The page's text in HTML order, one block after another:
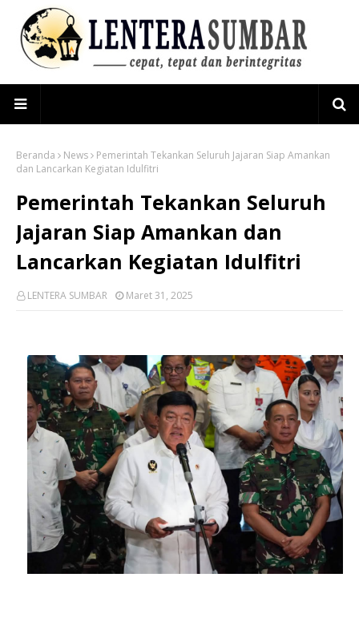
Beranda News
Pemerintah Tekankan Seluruh Jajaran Siap Amankan
dan Lancarkan Kegiatan Idulfitri
Pemerintah Tekankan Seluruh
Jajaran Siap Amankan dan
Lancarkan Kegiatan Idulfitri
LENTERA SUMBAR Maret 31, 2025